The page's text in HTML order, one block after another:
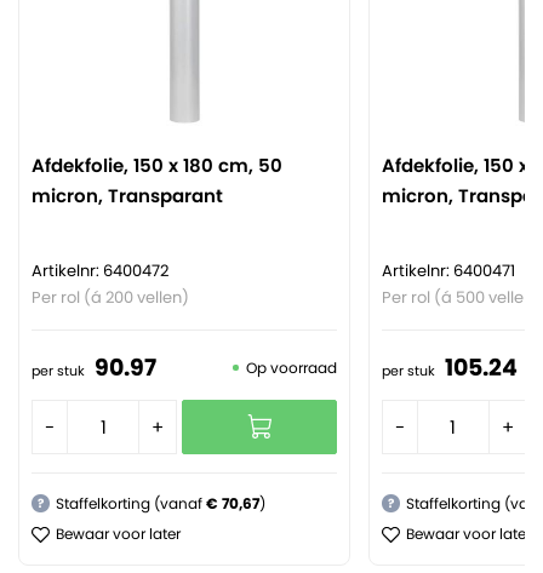
Afdekfolie, 150 x 180 cm, 50
micron, Transparant
Artikelnr: 6400472
Per rol (á 200 vellen)
per stuk 90.97 Op voorraad
- +
? Staffelkorting (vanaf€ 70,67)
Bewaar voor later
Afdekfolie, 150 x
micron,
Artikelnr: 6400471
Per rol (á 500 vellen)
per stuk 105.24
- +
?
Staffelkorting
Bewaar voor later